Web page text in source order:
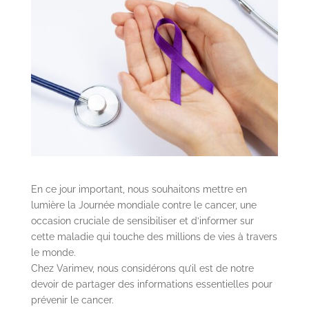
En ce jour important, nous souhaitons mettre en
lumière la Journée mondiale contre le cancer, une
occasion cruciale de sensibiliser et d’informer sur
cette maladie qui touche des millions de vies à travers
le monde.
Chez Varimev, nous considérons qu’il est de notre
devoir de partager des informations essentielles pour
prévenir le cancer.